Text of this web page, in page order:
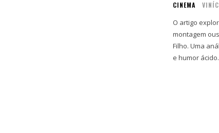
CINEMA
O artigo
montagem
Filho. Uma
e humor ácido.